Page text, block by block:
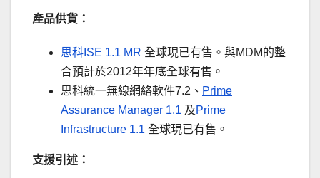
產品供貨：
思科ISE 1.1 MR 全球現已有售。與MDM的整
合預計於2012年年底全球有售。
思科統一無線網絡軟件7.2、 Prime
Assurance Manager 1.1 及Prime
Infrastructure 1.1 全球現已有售。
支援引述：